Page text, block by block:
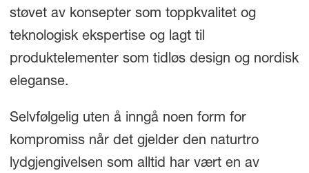
støvet av konsepter som toppkvalitet og
teknologisk ekspertise og lagt til
produktelementer som tidløs design og nordisk
eleganse.
Selvfølgelig uten å inngå noen form for
kompromiss når det gjelder den naturtro
lydgjengivelsen som alltid har vært en av